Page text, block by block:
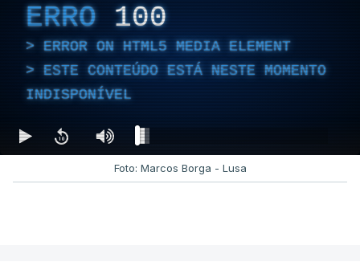
ERRO 100
ERROR ON HTML5 MEDIA ELEMENT
ESTE CONTEÚDO ESTÁ NESTE MOMENTO
INDISPONÍVEL
Foto: Marcos Borga - Lusa